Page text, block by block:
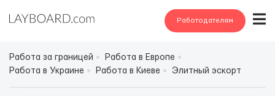
Работодателям
Работа за границей
Работа в Европе
Работа в Украине
Работа в Киеве Элитный эскорт